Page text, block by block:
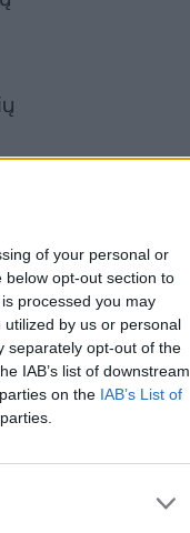
of your personal or
opt-out section to
processed you may
by us or personal
separately opt-out of the
IAB’s list of downstream
on the IAB’s List of